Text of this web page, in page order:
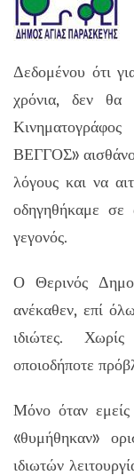
Δεδομένου ότι
χρόνια, δεν θα
ΒΕΓΓΟΣ»
λόγους και να
οδηγηθήκαμε σε
γεγονός.
Ο Θερινός
ανέκαθεν, επί
ιδιώτες.
οποιοδήποτε
Μόνο όταν
«θυμήθηκαν»
ιδιωτών